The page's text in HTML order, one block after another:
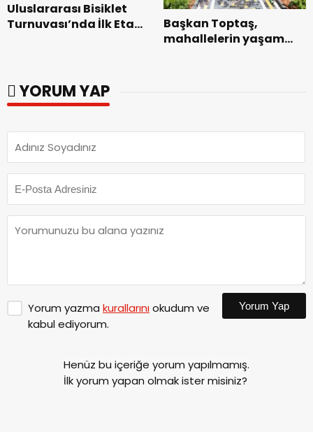
Uluslararası Bisiklet
Turnuvası’nda İlk Etap
Başkan Toptaş,
mahallelerin yaşam
YORUM YAP
Yorum yazma kurallarınıokudum ve
kabul ediyorum.
Yorum Yap
Henüz bu içeriğe yorum yapılmamış.
İlk yorum yapan olmak ister misiniz?